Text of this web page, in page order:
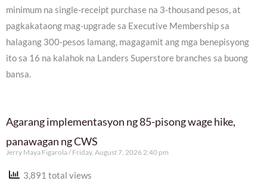
minimum na single-receipt purchase na 3-thousand pesos, at
pagkakataong mag-upgrade sa Executive Membership sa
halagang 300-pesos lamang, magagamit ang mga benepisyong
ito sa 16 na kalahok na Landers Superstore branches sa buong
bansa.
Agarang implementasyon ng 85-pisong wage hike,
panawagan ng CWS
Jerry Maya Figarola Friday, August 7, 2026 2:40 pm
3,891 total views